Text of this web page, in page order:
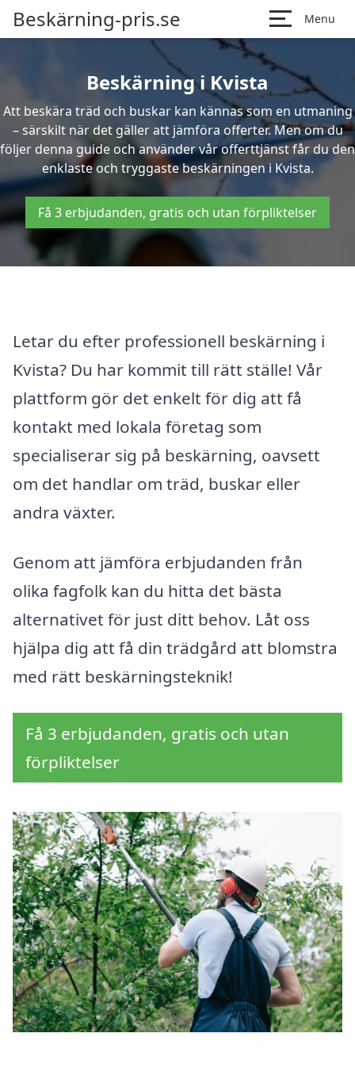
Beskärning-pris.se Menu
Beskärning i Kvista
Att beskära träd och buskar kan kännas som en utmaning
– särskilt när det gäller att jämföra offerter. Men om du
följer denna guide och använder vår offerttjänst får du den
enklaste och tryggaste beskärningen i Kvista.
Få 3 erbjudanden, gratis och utan förpliktelser
Letar du efter professionell beskärning i
Kvista? Du har kommit till rätt ställe! Vår
plattform gör det enkelt för dig att få
kontakt med lokala företag som
specialiserar sig på beskärning, oavsett
om det handlar om träd, buskar eller
andra växter.
Genom att jämföra erbjudanden från
olika fagfolk kan du hitta det bästa
alternativet för just ditt behov. Låt oss
hjälpa dig att få din trädgård att blomstra
med rätt beskärningsteknik!
Få 3 erbjudanden, gratis och utan
förpliktelser